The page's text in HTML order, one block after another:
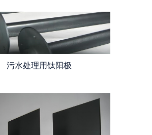
污水处理用钛阳极